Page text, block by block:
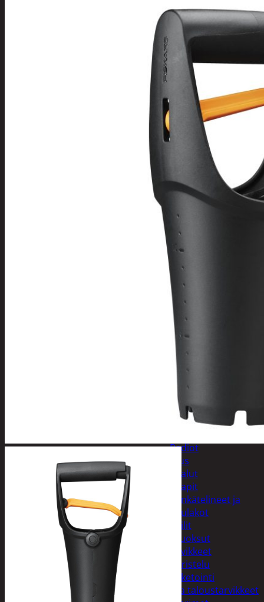
varret
Muut
siivoustarvikkeet
Roskapussit ja -
astiat
Sankot
Pesuaineet
Yleispesuaineet
Eläintenruoka ja tarvikkeet
Jyrsijät
Kissat
Koirat
Linnut
Linnunpöntöt ja
ruokintalaudat
Linnunruoka
Kodin elektroniikka ja laitteet
Imurit ja tarvikkeet
Kaapelit ja johdot
Kelloradiot, sääasemat ja
lämpömittarit
Oheislaitteet
Paristot
Puhelintarvikkeet
Johdot ja laturit
Kotelot ja telineet
Tv-tarvikkeet ja
seinätelineet
Varavirtalaitteet
Viihde-elektroniikka
Bluetooth
kaiuttimet
Radiot
Koti ja sisustus
Huonekalut
Kaapit
Kenkätelineet ja
naulakot
Peilit
Huonetuoksut
Juhlatarvikkeet
Koristelu
Paketointi
Keittiö ja taloustarvikkeet